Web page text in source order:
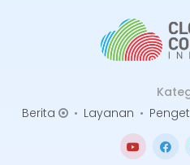
Berita
• Layanan •